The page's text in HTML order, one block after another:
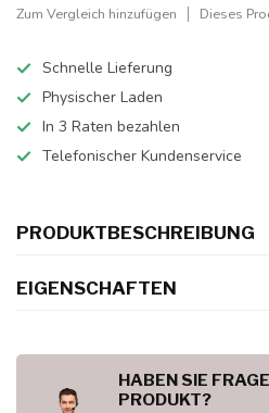
Zum Vergleich hinzufügen Dieses
Schnelle Lieferung
Physischer Laden
In 3 Raten bezahlen
Telefonischer Kundenservice
PRODUKTBESCHREIBUNG
EIGENSCHAFTEN
HABEN SIE
PRODUKT?